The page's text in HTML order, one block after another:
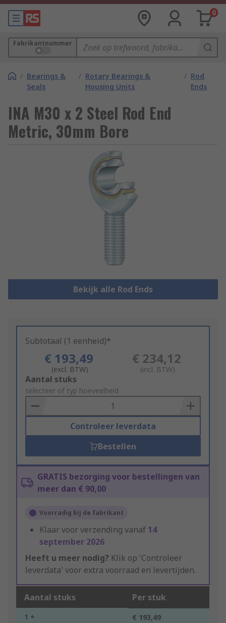
0
Fabrikantnummer
/ Bearings &
Seals
/ Rotary Bearings &
Housing Units
/ Rod
Ends
INA M30 x 2 Steel Rod End
Metric, 30mm Bore
Bekijk alle Rod Ends
Subtotaal (1 eenheid)*
€ 193,49
(excl. BTW)
€ 234,12
(incl. BTW)
Add
to
Basket
Aantal stuks
selecteer of typ hoeveelheid
Controleer leverdata
Bestellen
GRATIS bezorging voor bestellingen van
meer dan € 90,00
Voorradig bij de fabrikant
Klaar voor verzending vanaf 14
september 2026
Heeft u meer nodig? Klik op 'Controleer
leverdata' voor extra voorraad en levertijden.
Aantal stuks Per stuk
1 + € 193,49